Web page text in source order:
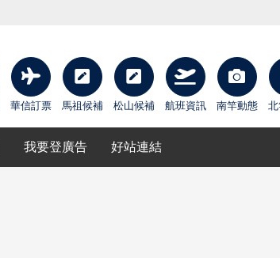
華信訂票 馬祖候補 松山候補 航班資訊 南竿動態
我要登廣告 好站連結